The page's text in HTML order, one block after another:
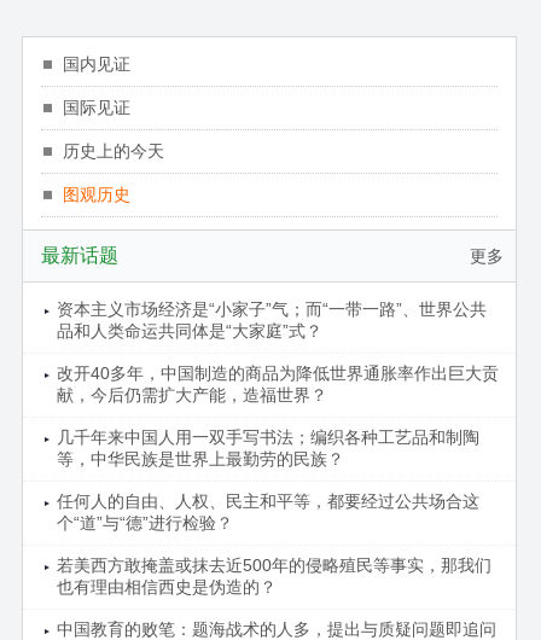
国内见证
国际见证
历史上的今天
图观历史
更多
最新话题
资本主义市场经济是“小家子”气；而“一带一路”、世界公共
品和人类命运共同体是“大家庭”式？
改开40多年，中国制造的商品为降低世界通胀率作出巨大贡
献，今后仍需扩大产能，造福世界？
几千年来中国人用一双手写书法；编织各种工艺品和制陶
等，中华民族是世界上最勤劳的民族？
任何人的自由、人权、民主和平等，都要经过公共场合这
个“道”与“德”进行检验？
若美西方敢掩盖或抹去近500年的侵略殖民等事实，那我们
也有理由相信西史是伪造的？
中国教育的败笔：题海战术的人多，提出与质疑问题即追问